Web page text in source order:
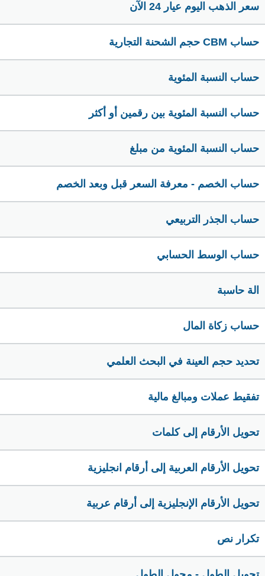
سعر الذهب اليوم عيار 24 الآن
حساب CBM حجم الشحنة التجارية
حساب النسبة المئوية
حساب النسبة المئوية بين رقمين أو أكثر
حساب النسبة المئوية من مبلغ
حساب الخصم - معرفة السعر قبل وبعد الخصم
حساب الجذر التربيعي
حساب الوسط الحسابي
الة حاسبة
حساب زكاة المال
تحديد حجم العينة في البحث العلمي
تفقيط عملات ومبالغ مالية
تحويل الأرقام إلى كلمات
تحويل الأرقام العربية إلى أرقام انجليزية
تحويل الأرقام الإنجليزية إلى أرقام عربية
تكرار نص